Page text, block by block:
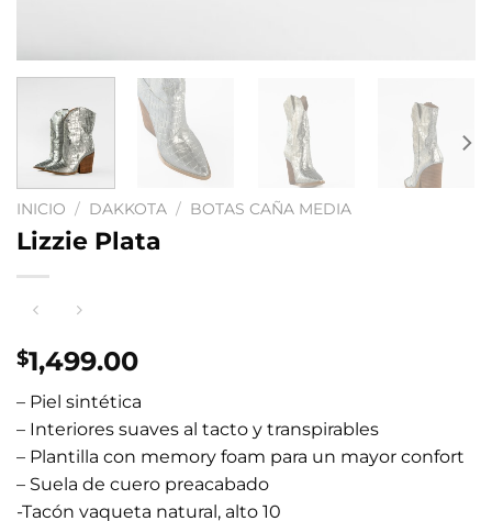
INICIO / DAKKOTA / BOTAS CAÑA MEDIA
Lizzie Plata
$1,499.00
– Piel sintética
– Interiores suaves al tacto y transpirables
– Plantilla con memory foam para un mayor confort
– Suela de cuero preacabado
-Tacón vaqueta natural, alto 10